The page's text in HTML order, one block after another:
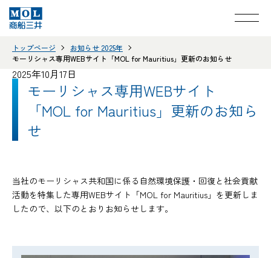
トップページ
お知らせ 2025年
モーリシャス専用WEBサイト「MOL for Mauritius」更新のお知らせ
2025年10月17日
モーリシャス専用WEBサイト
「MOL for Mauritius」更新のお知ら
せ
当社のモーリシャス共和国に係る自然環境保護・回復と社会貢献
活動を特集した専用WEBサイト「MOL for Mauritius」を更新しま
したので、以下のとおりお知らせします。